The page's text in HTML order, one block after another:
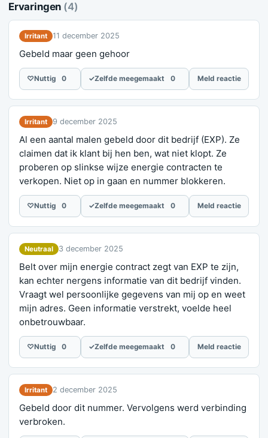
Ervaringen (4)
Irritant 11 december 2025
Gebeld maar geen gehoor
♡Nuttig 0 ✓Zelfde meegemaakt 0 Meld reactie
Irritant 9 december 2025
Al een aantal malen gebeld door dit bedrijf (EXP). Ze
claimen dat ik klant bij hen ben, wat niet klopt. Ze
proberen op slinkse wijze energie contracten te
verkopen. Niet op in gaan en nummer blokkeren.
♡Nuttig 0 ✓Zelfde meegemaakt 0 Meld reactie
Neutraal 3 december 2025
Belt over mijn energie contract zegt van EXP te zijn,
kan echter nergens informatie van dit bedrijf vinden.
Vraagt wel persoonlijke gegevens van mij op en weet
mijn adres. Geen informatie verstrekt, voelde heel
onbetrouwbaar.
♡Nuttig 0 ✓Zelfde meegemaakt 0 Meld reactie
Irritant 2 december 2025
Gebeld door dit nummer. Vervolgens werd verbinding
verbroken.